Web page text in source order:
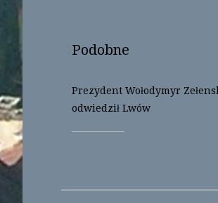
n
)
i
w
)
Podobne
Prezydent Wołodymyr
odwiedził Lwów